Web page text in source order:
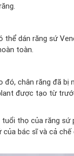
dán răng sứ
toàn.
đó, chân răng đã
được tạo từ
thọ của răng
bác sĩ và cả